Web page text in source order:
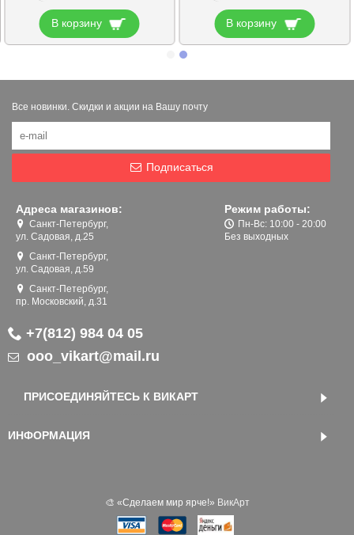
В корзину В корзину
Все новинки. Скидки и акции на Вашу почту
Подписаться
Адреса магазинов:
Санкт-Петербург,
ул. Садовая, д.25
Санкт-Петербург,
ул. Садовая, д.59
Санкт-Петербург,
пр. Московский, д.31
Режим работы:
Пн-Вс: 10:00 - 20:00
Без выходных
+7(812) 984 04 05
ooo_vikart@mail.ru
ПРИСОЕДИНЯЙТЕСЬ К ВИКАРТ
ИНФОРМАЦИЯ
🎨 «‎Сделаем мир ярче!» ВикАрт